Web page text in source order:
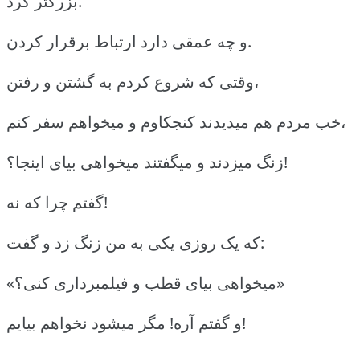
و چه عمقی دارد ارتباط برقرار کردن.
وقتی که شروع کردم به گشتن و رفتن،
خب مردم هم میدیدند کنجکاوم و میخواهم سفر کنم،
زنگ میزدند و میگفتند میخواهی بیای اینجا؟!
گفتم چرا که نه!
که یک روزی یکی به من زنگ زد و گفت:
«میخواهی بیای قطب و فیلمبرداری کنی؟»
و گفتم آره! مگر میشود نخواهم بیایم!